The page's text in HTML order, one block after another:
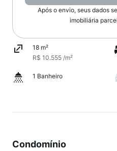
Após o envio, seus dados
imobiliária
18 m²
R$ 10.555 /m²
1 Banheiro
Condomínio